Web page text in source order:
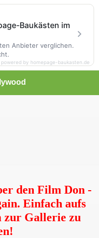
den Film Don -
Einfach aufs
zur Gallerie zu
Baukästen im
Anbieter verglichen.
powered by homepage-baukasten.de